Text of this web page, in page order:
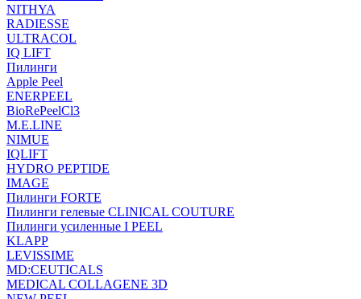
NITHYA
RADIESSE
ULTRACOL
IQ LIFT
Пилинги
Apple Peel
ENERPEEL
BioRePeelCl3
M.E.LINE
NIMUE
IQLIFT
HYDRO PEPTIDE
IMAGE
Пилинги FORTE
Пилинги гелевые CLINICAL COUTURE
Пилинги усиленные I PEEL
KLAPP
LEVISSIME
MD:CEUTICALS
MEDICAL COLLAGENE 3D